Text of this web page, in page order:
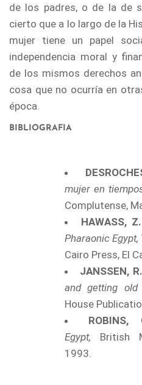
de los padres, o de la de
cierto que a lo largo de la
mujer tiene un papel
independencia moral y
de los mismos derechos
cosa que no ocurría en
época.
BIBLIOGRAFIA
mujer en
Complutense,
HAWASS, Z.
Pharaonic Egypt,
Cairo Press, El
JANSSEN,
and getting old
House
Egypt, British
1993.